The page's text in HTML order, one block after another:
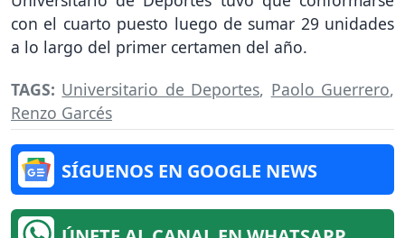
con el cuarto puesto luego de sumar 29 unidades
a lo largo del primer certamen del año.
TAGS: Universitario de Deportes, Paolo Guerrero,
Renzo Garcés
SÍGUENOS EN GOOGLE NEWS